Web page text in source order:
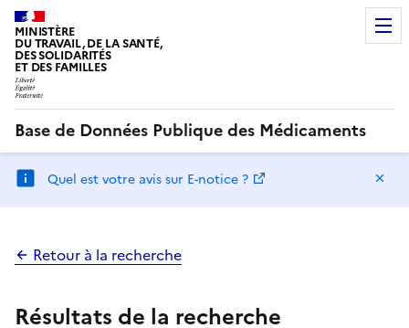
MINISTÈRE
DU TRAVAIL, DE LA SANTÉ,
DES SOLIDARITÉS
ET DES FAMILLES
Base de Données Publique des Médicaments
Quel est votre avis sur E-notice ?
Retour à la recherche
Résultats de la recherche